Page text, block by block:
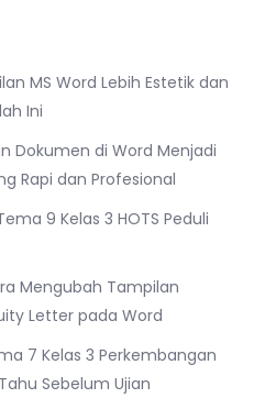
MS Word Lebih Estetik dan
Ini
Dokumen di Word Menjadi
Rapi dan Profesional
9 Kelas 3 HOTS Peduli
Mengubah Tampilan
Letter pada Word
7 Kelas 3 Perkembangan
Sebelum Ujian